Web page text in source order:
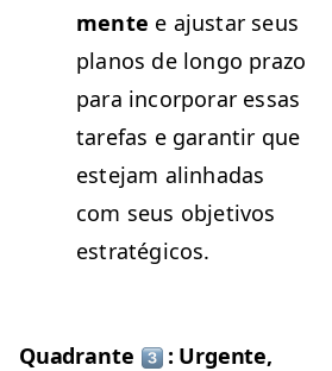
mente e ajus­tar seus
planos de lon­go pra­zo
para incor­po­rar essas
tare­fas e garan­tir que
este­jam alin­hadas
com seus obje­tivos
estratégicos.
Quad­rante
: Urgente,